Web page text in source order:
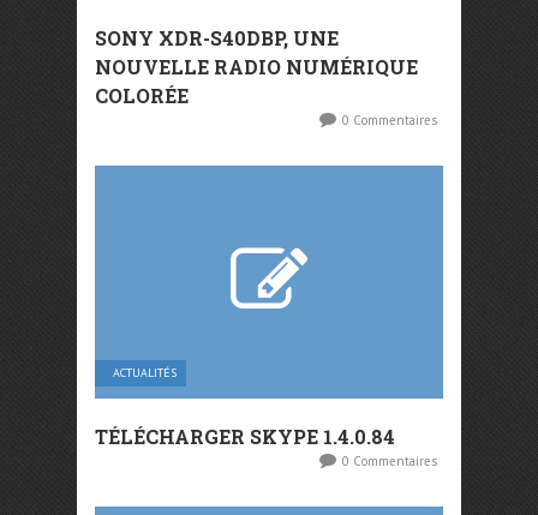
SONY XDR-S40DBP, UNE
NOUVELLE RADIO NUMÉRIQUE
COLORÉE
0 Commentaires
ACTUALITÉS
TÉLÉCHARGER SKYPE 1.4.0.84
0 Commentaires